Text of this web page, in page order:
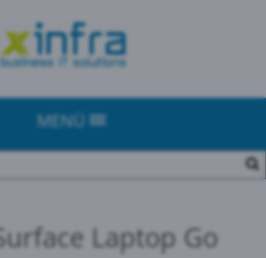
MENÜ
Laptop Go